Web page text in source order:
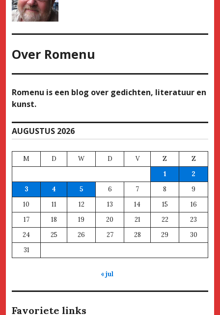
Over Romenu
Romenu is een blog over gedichten, literatuur en
kunst.
AUGUSTUS 2026
M D W D V Z
Z
1
2
3
4 5 6 7 8
9
10
11 12 13 14 15
16
17
18 19 20 21 22
23
24
25 26 27 28 29
30
31
« jul
Favoriete links